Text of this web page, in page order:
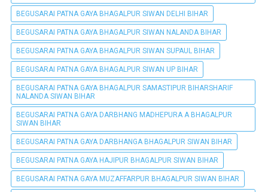
BEGUSARAI PATNA GAYA BHAGALPUR SIWAN DELHI BIHAR
BEGUSARAI PATNA GAYA BHAGALPUR SIWAN NALANDA BIHAR
BEGUSARAI PATNA GAYA BHAGALPUR SIWAN SUPAUL BIHAR
BEGUSARAI PATNA GAYA BHAGALPUR SIWAN UP BIHAR
BEGUSARAI PATNA GAYA BHAGALPUR SAMASTIPUR BIHARSHARIF
NALANDA SIWAN BIHAR
BEGUSARAI PATNA GAYA DARBHANG MADHEPURA A BHAGALPUR
SIWAN BIHAR
BEGUSARAI PATNA GAYA DARBHANGA BHAGALPUR SIWAN BIHAR
BEGUSARAI PATNA GAYA HAJIPUR BHAGALPUR SIWAN BIHAR
BEGUSARAI PATNA GAYA MUZAFFARPUR BHAGALPUR SIWAN BIHAR